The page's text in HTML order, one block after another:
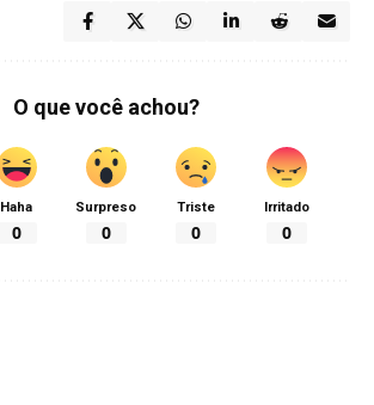
O que você achou?
Haha
0
Surpreso
0
Triste
0
Irritado
0